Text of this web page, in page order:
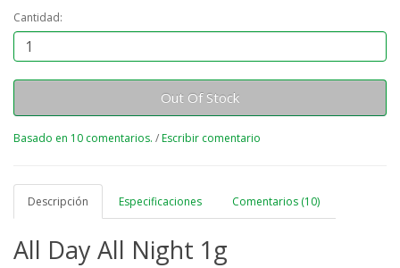
Cantidad:
Out Of Stock
Basado en 10 comentarios. /Escribir comentario
Descripción Especificaciones Comentarios (10)
All Day All Night 1g